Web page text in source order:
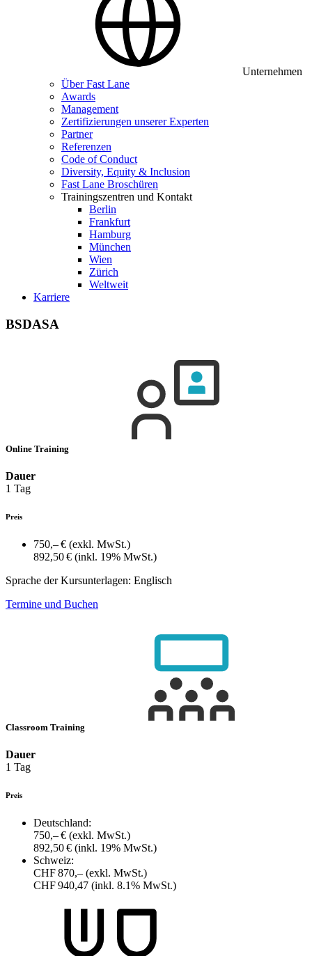
Unternehmen
Über Fast Lane
Awards
Management
Zertifizierungen unserer Experten
Partner
Referenzen
Code of Conduct
Diversity, Equity & Inclusion
Fast Lane Broschüren
Trainingszentren und Kontakt
Berlin
Frankfurt
Hamburg
München
Wien
Zürich
Weltweit
Karriere
BSDASA
Online Training
Dauer
1 Tag
Preis
750,– € (exkl. MwSt.)
892,50 € (inkl. 19% MwSt.)
Sprache der Kursunterlagen: Englisch
Termine und Buchen
Classroom Training
Dauer
1 Tag
Preis
Deutschland:
750,– € (exkl. MwSt.)
892,50 € (inkl. 19% MwSt.)
Schweiz:
CHF 870,– (exkl. MwSt.)
CHF 940,47 (inkl. 8.1% MwSt.)